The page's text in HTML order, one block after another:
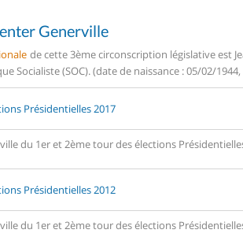
Generville
de cette 3ème circonscription législative est
Socialiste (SOC). (date de naissance : 05/02/
Présidentielles 2017
du 1er et 2ème tour des élections
Présidentielles 2012
du 1er et 2ème tour des élections